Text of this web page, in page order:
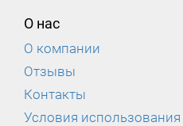
О нас
О компании
Отзывы
Контакты
Условия использования